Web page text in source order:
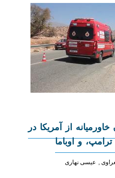
از آمریکا در
و اوباما
عیسی نهاری